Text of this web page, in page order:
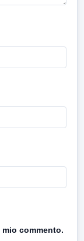
commento.